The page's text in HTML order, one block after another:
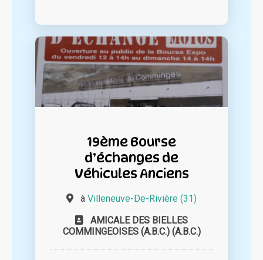
19ème Bourse
d’échanges de
Véhicules Anciens
à Villeneuve-De-Rivière (31)
AMICALE DES BIELLES
COMMINGEOISES (A.B.C.) (A.B.C.)